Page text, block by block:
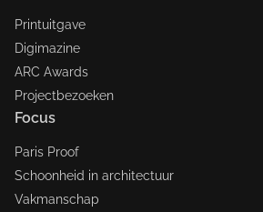
Printuitgave
Digimazine
ARC Awards
Projectbezoeken
Focus
Paris Proof
Schoonheid in architectuur
Vakmanschap